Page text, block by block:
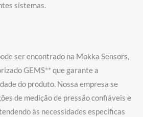
sistemas.
ser encontrado na Mokka Sensors,
GEMS** que garante a
do produto. Nossa empresa se
de medição de pressão confiáveis e
às necessidades específicas